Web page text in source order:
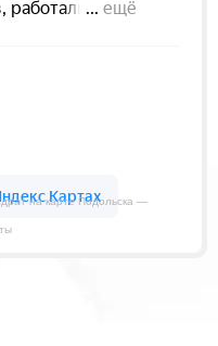
на карте Подольска —